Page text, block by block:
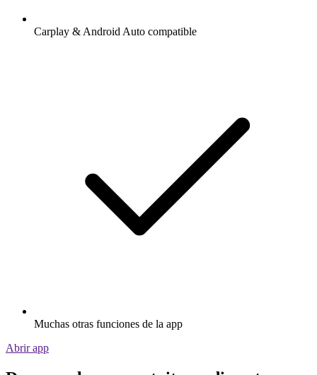
Carplay & Android Auto compatible
Muchas otras funciones de la app
Abrir app